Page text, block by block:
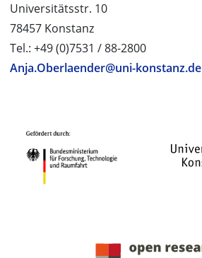
Universitätsstr. 10
78457 Konstanz
Tel.: +49 (0)7531 / 88-2800
Anja.Oberlaender@uni-konstanz.de